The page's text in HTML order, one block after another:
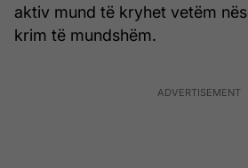
aktiv mund të kryhet vetëm
krim të mundshëm.